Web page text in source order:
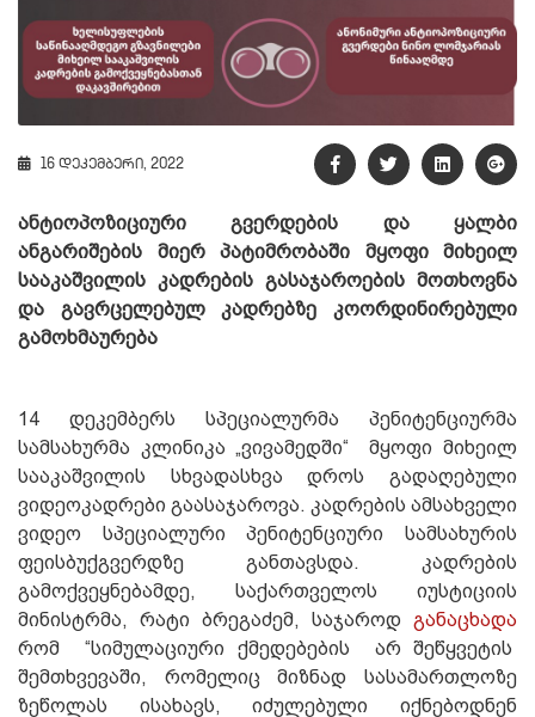
16 დეკემბერი, 2022
ანტიოპოზიციური გვერდების და ყალბი
ანგარიშების მიერ პატიმრობაში მყოფი მიხეილ
სააკაშვილის კადრების გასაჯაროების მოთხოვნა
და გავრცელებულ კადრებზე კოორდინირებული
გამოხმაურება
14 დეკემბერს სპეციალურმა პენიტენციურმა
სამსახურმა კლინიკა „ვივამედში“ მყოფი მიხეილ
სააკაშვილის სხვადასხვა დროს გადაღებული
ვიდეოკადრები გაასაჯაროვა. კადრების ამსახველი
ვიდეო სპეციალური პენიტენციური სამსახურის
ფეისბუქგვერდზე განთავსდა. კადრების
გამოქვეყნებამდე, საქართველოს იუსტიციის
მინისტრმა, რატი ბრეგაძემ, საჯაროდ განაცხადა
რომ “სიმულაციური ქმედებების არ შეწყვეტის
შემთხვევაში, რომელიც მიზნად სასამართლოზე
ზეწოლას ისახავს, იძულებული იქნებოდნენ